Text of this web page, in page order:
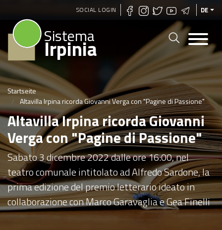
Direkt
zum
SOCIAL LOGIN DE
Sistema
Irpinia
Startseite
Altavilla Irpina ricorda Giovanni Verga con "Pagine di Passione"
Altavilla Irpina ricorda Giovanni
Verga con "Pagine di Passione"
Sabato 3 dicembre 2022 dalle ore 16:00, nel
teatro comunale intitolato ad Alfredo Sardone, la
prima edizione del premio letterario ideato in
collaborazione con Marco Garavaglia e Gea Finelli